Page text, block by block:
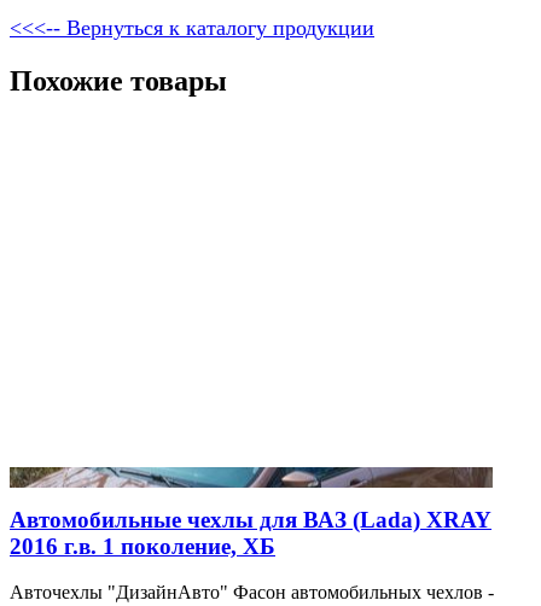
<<<-- Вернуться к каталогу продукции
Похожие товары
Автомобильные чехлы для ВАЗ (Lada) XRAY
2016 г.в. 1 поколение, ХБ
Авточехлы "ДизайнАвто" Фасон автомобильных чехлов -